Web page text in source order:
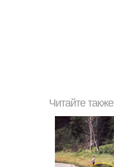
Читайте также